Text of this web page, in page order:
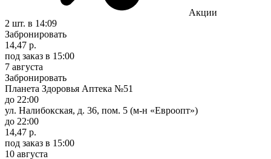
Акции
2 шт. в 14:09
Забронировать
14,47 р.
под заказ в 15:00
7 августа
Забронировать
Планета Здоровья Аптека №51
до 22:00
ул. Налибокская, д. 36, пом. 5 (м-н «Евроопт»)
до 22:00
14,47 р.
под заказ в 15:00
10 августа